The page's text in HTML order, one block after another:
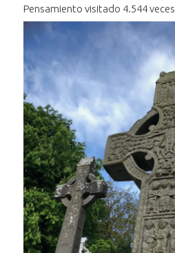
Pensamiento visitado 4.544 veces